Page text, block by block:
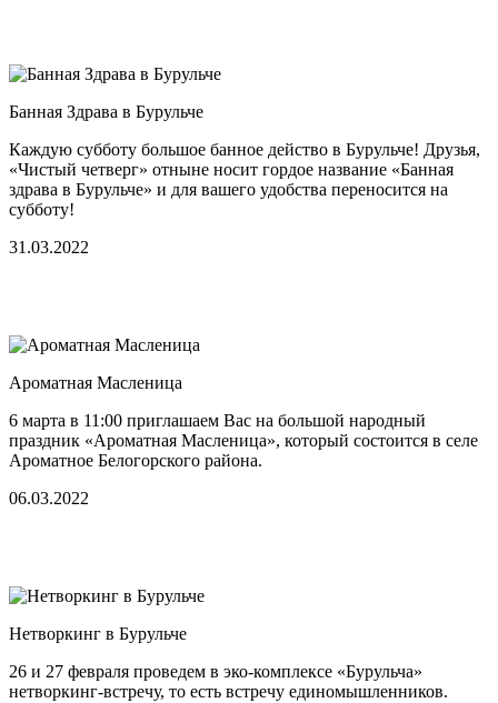
Банная Здрава в Бурульче
Каждую субботу большое банное действо в Бурульче! Друзья,
«Чистый четверг» отныне носит гордое название «Банная
здрава в Бурульче» и для вашего удобства переносится на
субботу!
31.03.2022
Ароматная Масленица
6 марта в 11:00 приглашаем Вас на большой народный
праздник «Ароматная Масленица», который состоится в селе
Ароматное Белогорского района.
06.03.2022
Нетворкинг в Бурульче
26 и 27 февраля проведем в эко-комплексе «Бурульча»
нетворкинг-встречу, то есть встречу единомышленников.